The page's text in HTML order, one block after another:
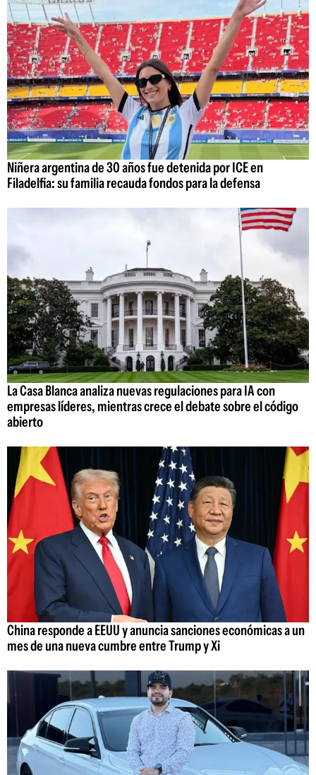
Niñera argentina de 30 años fue detenida por ICE en
Filadelfia: su familia recauda fondos para la defensa
La Casa Blanca analiza nuevas regulaciones para IA con
empresas líderes, mientras crece el debate sobre el código
abierto
China responde a EEUU y anuncia sanciones económicas a un
mes de una nueva cumbre entre Trump y Xi